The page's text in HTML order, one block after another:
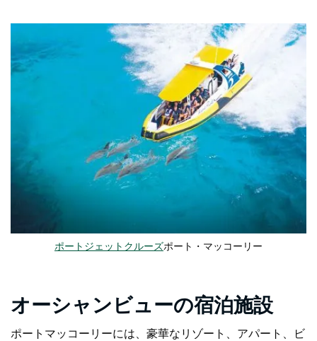
ポートジェットクルーズポート・マッコーリー
オーシャンビューの宿泊施設
ポートマッコーリーには、豪華なリゾート、アパート、ビ